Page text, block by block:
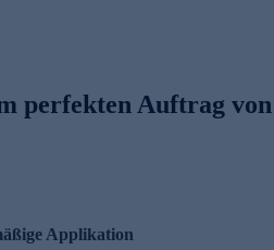
perfekten Auftrag
Applikation